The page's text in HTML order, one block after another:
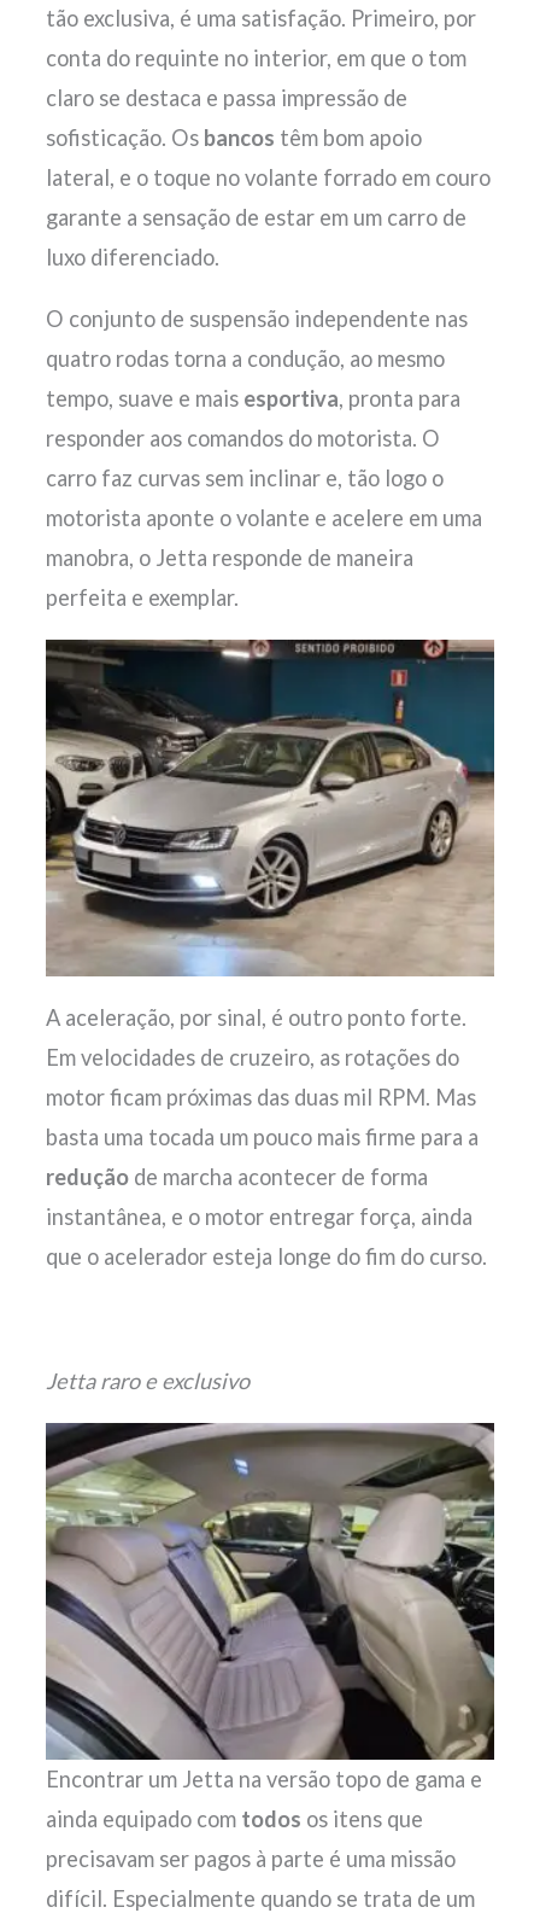
tão exclusiva, é uma satisfação. Primeiro, por
conta do requinte no interior, em que o tom
claro se destaca e passa impressão de
sofisticação. Os bancos têm bom apoio
lateral, e o toque no volante forrado em couro
garante a sensação de estar em um carro de
luxo diferenciado.
O conjunto de suspensão independente nas
quatro rodas torna a condução, ao mesmo
tempo, suave e mais esportiva, pronta para
responder aos comandos do motorista. O
carro faz curvas sem inclinar e, tão logo o
motorista aponte o volante e acelere em uma
manobra, o Jetta responde de maneira
perfeita e exemplar.
A aceleração, por sinal, é outro ponto forte.
Em velocidades de cruzeiro, as rotações do
motor ficam próximas das duas mil RPM. Mas
basta uma tocada um pouco mais firme para a
redução de marcha acontecer de forma
instantânea, e o motor entregar força, ainda
que o acelerador esteja longe do fim do curso.
Jetta raro e exclusivo
Encontrar um Jetta na versão topo de gama e
ainda equipado com todos os itens que
precisavam ser pagos à parte é uma missão
difícil. Especialmente quando se trata de um